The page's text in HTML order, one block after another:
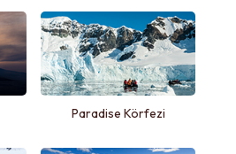
Paradise Körfezi